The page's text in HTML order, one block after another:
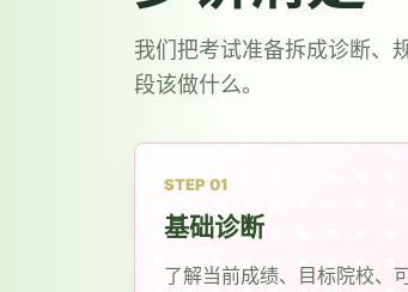
我们把考试准备拆成诊断、
段该做什么。
STEP 01
基础诊断
了解当前成绩、目标院校、